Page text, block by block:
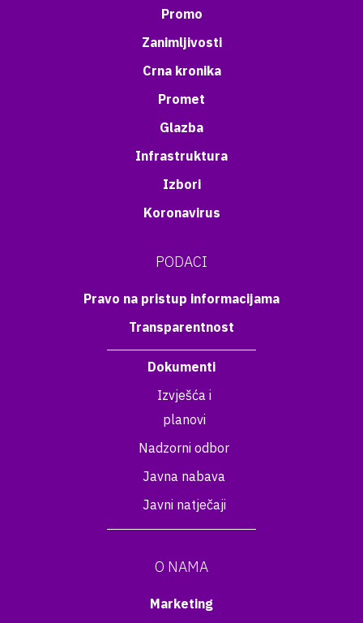
Promo
Zanimljivosti
Crna kronika
Promet
Glazba
Infrastruktura
Izbori
Koronavirus
PODACI
Pravo na pristup informacijama
Transparentnost
Dokumenti
Izvješća i
planovi
Nadzorni odbor
Javna nabava
Javni natječaji
O NAMA
Marketing